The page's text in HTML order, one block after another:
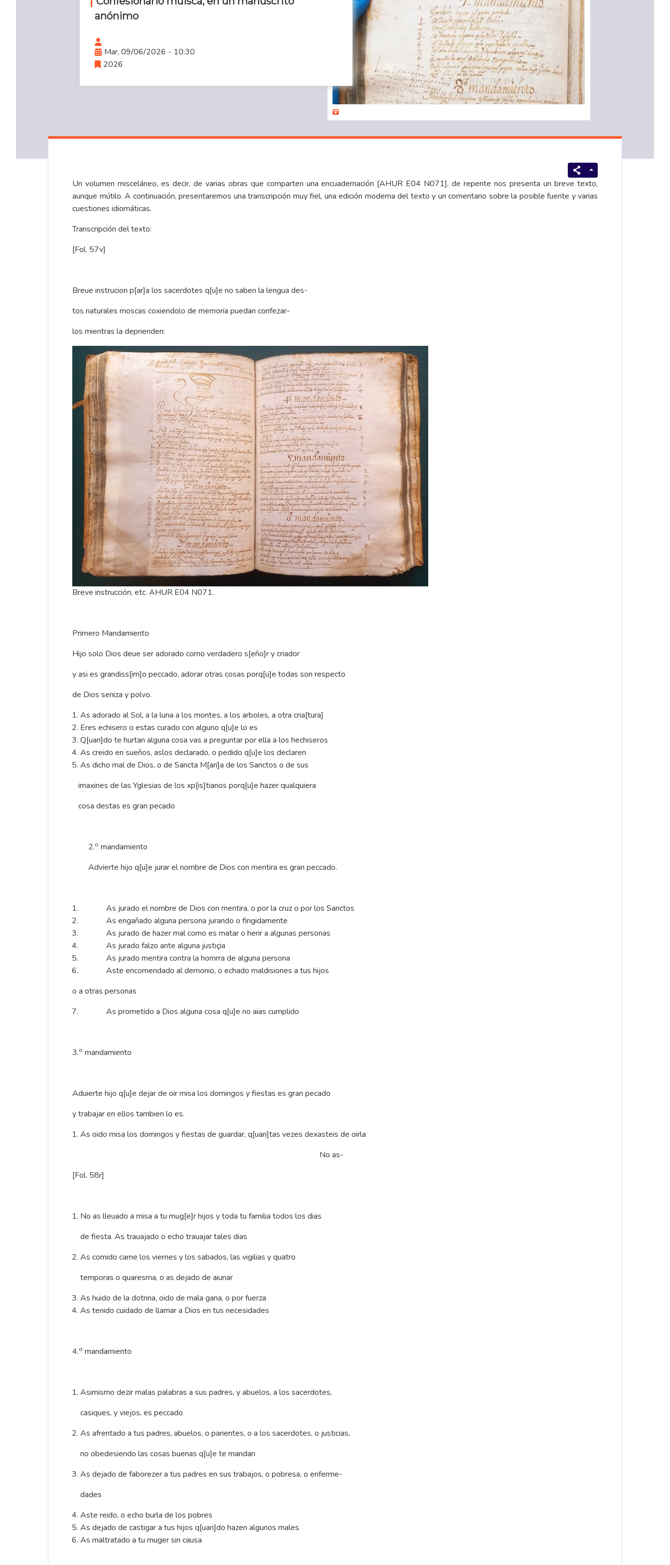
anónimo
Mar, 09/06/2026 - 10:30
2026
Un volumen misceláneo, es decir, de varias obras que comparten una encuadernación [AHUR E04 N071], de repente nos presenta un breve texto,
aunque mútilo. A continuación, presentaremos una transcripción muy fiel, una edición moderna del texto y un comentario sobre la posible fuente y varias
cuestiones idiomáticas.
Transcripción del texto:
[Fol. 57v]
Breue instrucion p[ar]a los sacerdotes q[u]e no saben la lengua des-
tos naturales moscas coxiendolo de memoria puedan confezar-
los mientras la deprienden:
Breve instrucción, etc. AHUR E04 N071.
Primero Mandamiento
Hijo solo Dios deue ser adorado como verdadero s[eño]r y criador
y asi es grandiss[im]o peccado, adorar otras cosas porq[u]e todas son respecto
de Dios seniza y polvo.
As adorado al Sol, a la luna a los montes, a los arboles, a otra cria[tura]
Eres echisero o estas curado con alguno q[u]e lo es
Q[uan]do te hurtan alguna cosa vas a preguntar por ella a los hechiseros
As creido en sueños, aslos declarado, o pedido q[u]e los declaren
As dicho mal de Dios, o de Sancta M[ari]a de los Sanctos o de sus
imaxines de las Yglesias de los xp[is]tianos porq[u]e hazer qualquiera
cosa destas es gran pecado
2.o mandamiento
Advierte hijo q[u]e jurar el nombre de Dios con mentira es gran peccado.
As jurado el nombre de Dios con mentira, o por la cruz o por los Sanctos
As engañado alguna persona jurando o fingidamente
As jurado de hazer mal como es matar o herir a algunas personas
As jurado falzo ante alguna justiçia
As jurado mentira contra la homrra de alguna persona
Aste encomendado al demonio, o echado maldisiones a tus hijos
o a otras personas
As prometido a Dios alguna cosa q[u]e no aias cumplido
3.o mandamiento
Aduierte hijo q[u]e dejar de oir misa los domingos y fiestas es gran pecado
y trabajar en ellos tambien lo es.
As oido misa los domingos y fiestas de guardar, q[uan]tas vezes dexasteis de oirla
No as-
[Fol. 58r]
No as lleuado a misa a tu mug[e]r hijos y toda tu familia todos los dias
de fiesta. As trauajado o echo trauajar tales dias
As comido carne los viernes y los sabados, las vigilias y quatro
temporas o quaresma, o as dejado de aiunar
As huido de la dotrina, oido de mala gana, o por fuerza
As tenido cuidado de llamar a Dios en tus necesidades
4.o mandamiento
Asimismo dezir malas palabras a sus padres, y abuelos, a los sacerdotes,
casiques, y viejos, es peccado
As afrentado a tus padres, abuelos, o parientes, o a los sacerdotes, o justicias,
no obedesiendo las cosas buenas q[u]e te mandan
As dejado de faborezer a tus padres en sus trabajos, o pobresa, o enferme-
dades
Aste reido, o echo burla de los pobres
As dejado de castigar a tus hijos q[uan]do hazen algunos males
As maltratado a tu muger sin causa